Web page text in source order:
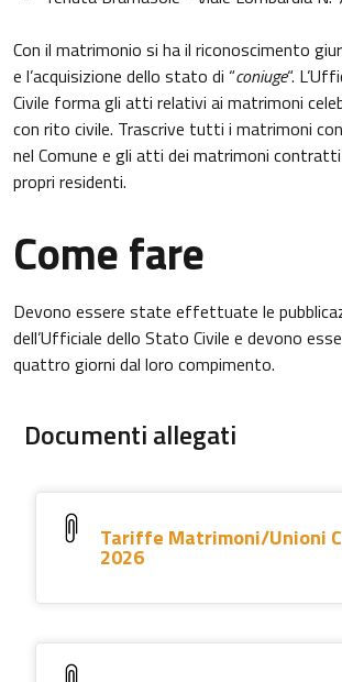
Con il matrimonio si ha il riconoscimento
e l’acquisizione dello stato di “coniuge“.
Civile forma gli atti relativi ai matrimoni
con rito civile. Trascrive tutti i matrimoni
nel Comune e gli atti dei matrimoni
propri residenti.
Come fare
Devono essere state effettuate le
dell’Ufficiale dello Stato Civile e devono
quattro giorni dal loro compimento.
Documenti allegati
Tariffe Matrimoni/Unioni
2026